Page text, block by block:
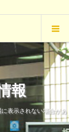
報
表示されない場合があ